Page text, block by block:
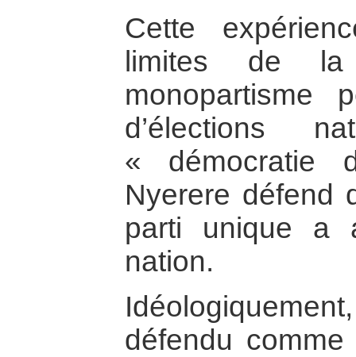
Cette
limites de
monopartisme
d’élections
« démocratie
Nyerere défend
parti unique a
nation.
défendu